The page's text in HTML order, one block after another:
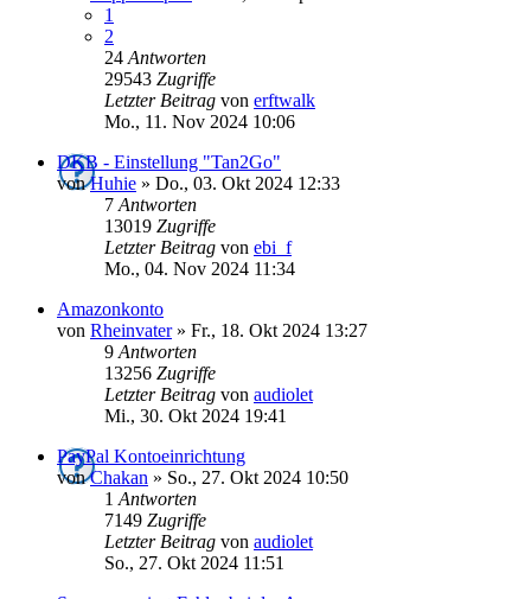
1
2
24 Antworten
29543 Zugriffe
Letzter Beitrag von erftwalk
Mo., 11. Nov 2024 10:06
DKB - Einstellung "Tan2Go"
vonHuhie » Do., 03. Okt 2024 12:33
7 Antworten
13019 Zugriffe
Letzter Beitrag von ebi_f
Mo., 04. Nov 2024 11:34
Amazonkonto
von Rheinvater» Fr., 18. Okt 2024 13:27
9 Antworten
13256 Zugriffe
Letzter Beitrag von audiolet
Mi., 30. Okt 2024 19:41
PayPal Kontoeinrichtung
vonChakan » So., 27. Okt 2024 10:50
1 Antworten
7149 Zugriffe
Letzter Beitrag von audiolet
So., 27. Okt 2024 11:51